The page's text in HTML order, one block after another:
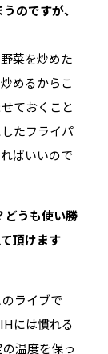
のですが、
菜を炒めた
めるからこ
ておくこと
たフライパ
ばいいので
どうも使い勝
頂けます
ライブで
には慣れる
温度を保っ